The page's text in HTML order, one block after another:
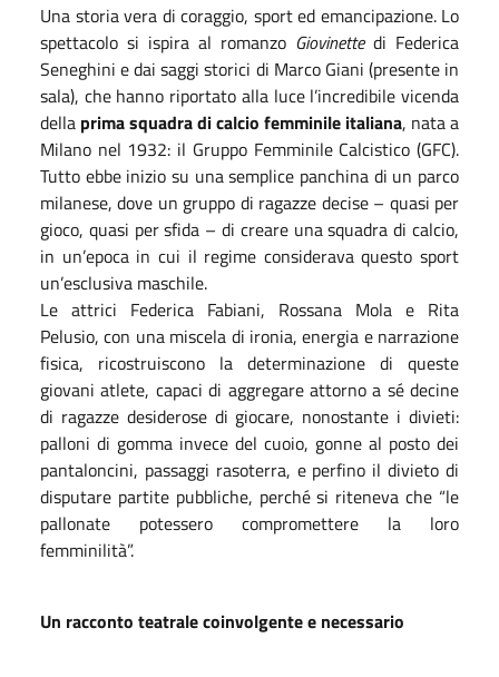
Una storia vera di coraggio, sport ed emancipazione. Lo
spettacolo si ispira al romanzo Giovinette di Federica
Seneghini e dai saggi storici di Marco Giani (presente in
sala), che hanno riportato alla luce l’incredibile vicenda
della prima squadra di calcio femminile italiana, nata a
Milano nel 1932: il Gruppo Femminile Calcistico (GFC).
Tutto ebbe inizio su una semplice panchina di un parco
milanese, dove un gruppo di ragazze decise – quasi per
gioco, quasi per sfida – di creare una squadra di calcio,
in un’epoca in cui il regime considerava questo sport
un’esclusiva maschile.
Le attrici Federica Fabiani, Rossana Mola e Rita
Pelusio, con una miscela di ironia, energia e narrazione
fisica, ricostruiscono la determinazione di queste
giovani atlete, capaci di aggregare attorno a sé decine
di ragazze desiderose di giocare, nonostante i divieti:
palloni di gomma invece del cuoio, gonne al posto dei
pantaloncini, passaggi rasoterra, e perfino il divieto di
disputare partite pubbliche, perché si riteneva che “le
pallonate potessero compromettere la loro
femminilità”.
Un racconto teatrale coinvolgente e necessario